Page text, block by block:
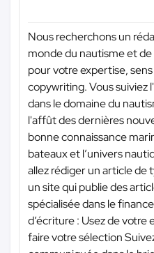
Nous recherchons un
monde du nautisme et
pour votre expertise,
copywriting. Vous suiviez
dans le domaine du
l'affût des dernières
bonne connaissance
bateaux et l’univers
allez rédiger un article
un site qui publie des
spécialisée dans le
d’écriture : Usez de
faire votre sélection